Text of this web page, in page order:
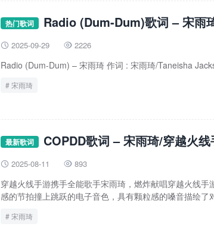
热门歌词 Radio (Dum-Dum)歌词 – 宋雨
 2025-09-29  2226
Radio (Dum-Dum) – 宋雨琦 作词 : 宋雨琦/Taneisha
宋雨琦
最新歌词 COPDD歌词 – 宋雨琦/穿越火线
 2025-08-11  893
穿越火线手游携手全能歌手宋雨琦，燃炸献唱穿越火线
感的节拍撞上跳跃的电子音色，具有颗粒感的嗓音描绘了
宋雨琦